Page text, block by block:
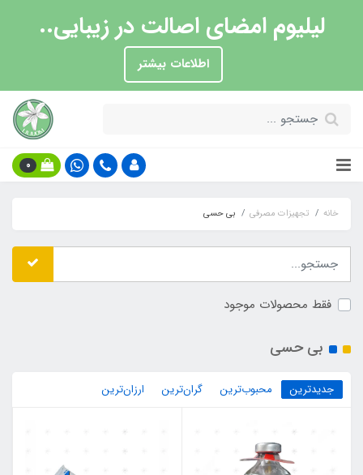
لیلیوم امضای اصالت در زیبایی..
اطلاعات بیشتر
0
خانه تجهیزات مصرفی بی حسی
فقط محصولات موجود
بی حسی
جدیدترین محبوب‌ترین گران‌ترین ارزان‌ترین